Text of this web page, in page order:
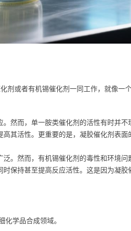
剂或者有机锡催化剂一同工作，就像一
然而，单一胺类催化剂的活性有时并不
其活性。更重要的是，凝胶催化剂表
。然而，有机锡催化剂的毒性和环境
保持甚至提高反应活性。这是因为凝胶
化学品合成领域。